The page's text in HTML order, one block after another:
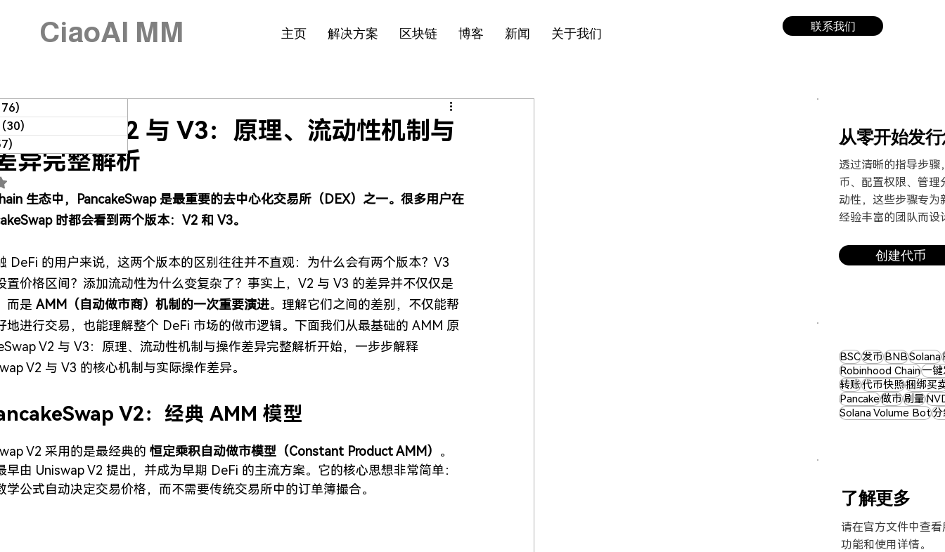
CiaoAI MM 主页 解决方案 区块链 博客 新闻 关于我们 联系我们
V2 与 V3：原理、流动性机制与
异完整解析
NaN（最高為 5 顆星）。
生态中，PancakeSwap 是最重要的去中心化交易所（DEX）之一。很多用户在
时都会看到两个版本：V2 和 V3。
DeFi 的用户来说，这两个版本的区别往往并不直观：为什么会有两个版本？V3
置价格区间？添加流动性为什么变复杂了？事实上，V2 与 V3 的差异并不仅仅是
而是 AMM（自动做市商）机制的一次重要演进。理解它们之间的差别，不仅能帮
地进行交易，也能理解整个 DeFi 市场的做市逻辑。下面我们从最基础的 AMM 原
V2 与 V3：原理、流动性机制与操作差异完整解析开始，一步步解释
V2 与 V3 的核心机制与实际操作差异。
V2：经典 AMM 模型
V2 采用的是最经典的 恒定乘积自动做市模型（Constant Product AMM） 。
早由 Uniswap V2 提出，并成为早期 DeFi 的主流方案。它的核心思想非常简单：
学公式自动决定交易价格，而不需要传统交易所中的订单簿撮合。
(30)
从零开始发
透过清晰的指导步骤
币、 配置权限、管理
动性， 这些步骤专为
经验丰富的团队而设
创建代币
BSC发币BNBSolana
Robinhood Chain一
转账代币快照捆绑买
Pancake做市刷量
Solana Volume Bot分
​了解更多
请在官方文件中查看
功能和使用详情。​